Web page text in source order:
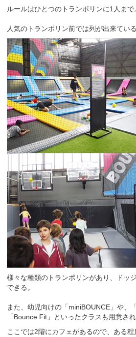
ルールはひとつのトランポリンに1人まで
人気のトランポリン前では列が出来ている
様々な種類のトランポリンがあり、ドッ
できる。
また、幼児向けの「miniBOUNCE」や、
「Bounce Fit」といったクラスも用意され
ここでは2階にカフェがあるので、ある